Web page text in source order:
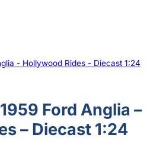
Ford Anglia –
– Diecast 1:24